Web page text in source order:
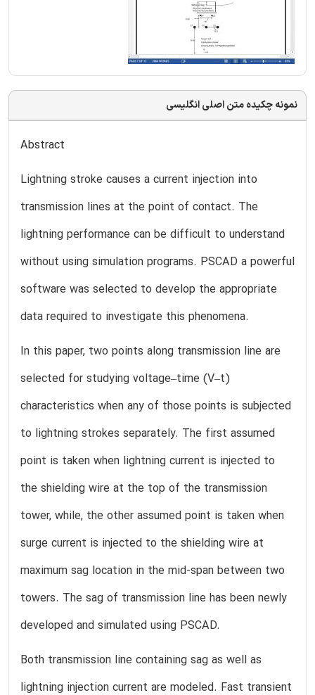
نمونه چکیده متن اصلی انگلیسی
Abstract
Lightning stroke causes a current injection into
transmission lines at the point of contact. The
lightning performance can be difficult to understand
without using simulation programs. PSCAD a powerful
software was selected to develop the appropriate
data required to investigate this phenomena.
In this paper, two points along transmission line are
selected for studying voltage–time (V–t)
characteristics when any of those points is subjected
to lightning strokes separately. The first assumed
point is taken when lightning current is injected to
the shielding wire at the top of the transmission
tower, while, the other assumed point is taken when
surge current is injected to the shielding wire at
maximum sag location in the mid-span between two
towers. The sag of transmission line has been newly
developed and simulated using PSCAD.
Both transmission line containing sag as well as
lightning injection current are modeled. Fast transient